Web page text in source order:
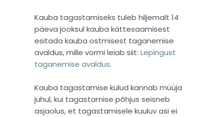
Kauba tagastamiseks tuleb hiljemalt 14
päeva jooksul kauba kättesaamisest
esitada kauba ostmisest taganemise
avaldus, mille vormi leiab siit: Lepingust
taganemise avaldus.
Kauba tagastamise kulud kannab müüja
juhul, kui tagastamise põhjus seisneb
asjaolus, et tagastamisele kuuluv asi ei